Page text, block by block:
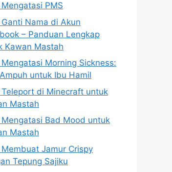
PMS
Ganti Nama di Akun
– Panduan Lengkap
Kawan Mastah
Mengatasi Morning Sickness:
untuk Ibu Hamil
Teleport di Minecraft untuk
Mastah
Mengatasi Bad Mood untuk
Mastah
Membuat Jamur Crispy
Tepung Sajiku